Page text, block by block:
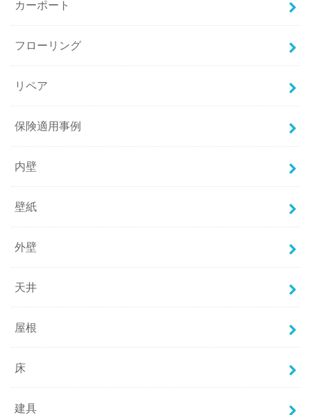
カーポート
フローリング
リペア
保険適用事例
内壁
壁紙
外壁
天井
屋根
床
建具